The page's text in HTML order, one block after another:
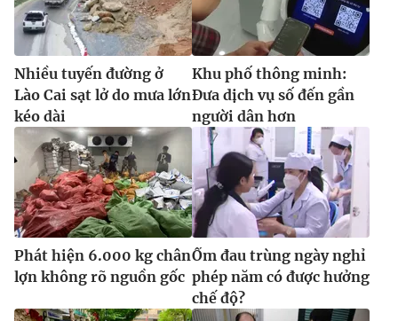
Nhiều tuyến đường ở
Lào Cai sạt lở do mưa lớn
kéo dài
Khu phố thông minh:
Đưa dịch vụ số đến gần
người dân hơn
Phát hiện 6.000 kg chân
lợn không rõ nguồn gốc
Ốm đau trùng ngày nghỉ
phép năm có được hưởng
chế độ?